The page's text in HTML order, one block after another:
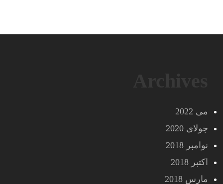
می 2022
جولای 2020
نوامبر 2018
اکتبر 2018
مارس 2018